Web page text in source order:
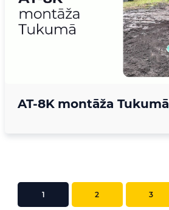
AT-8K montāža Tukumā
1 2 3